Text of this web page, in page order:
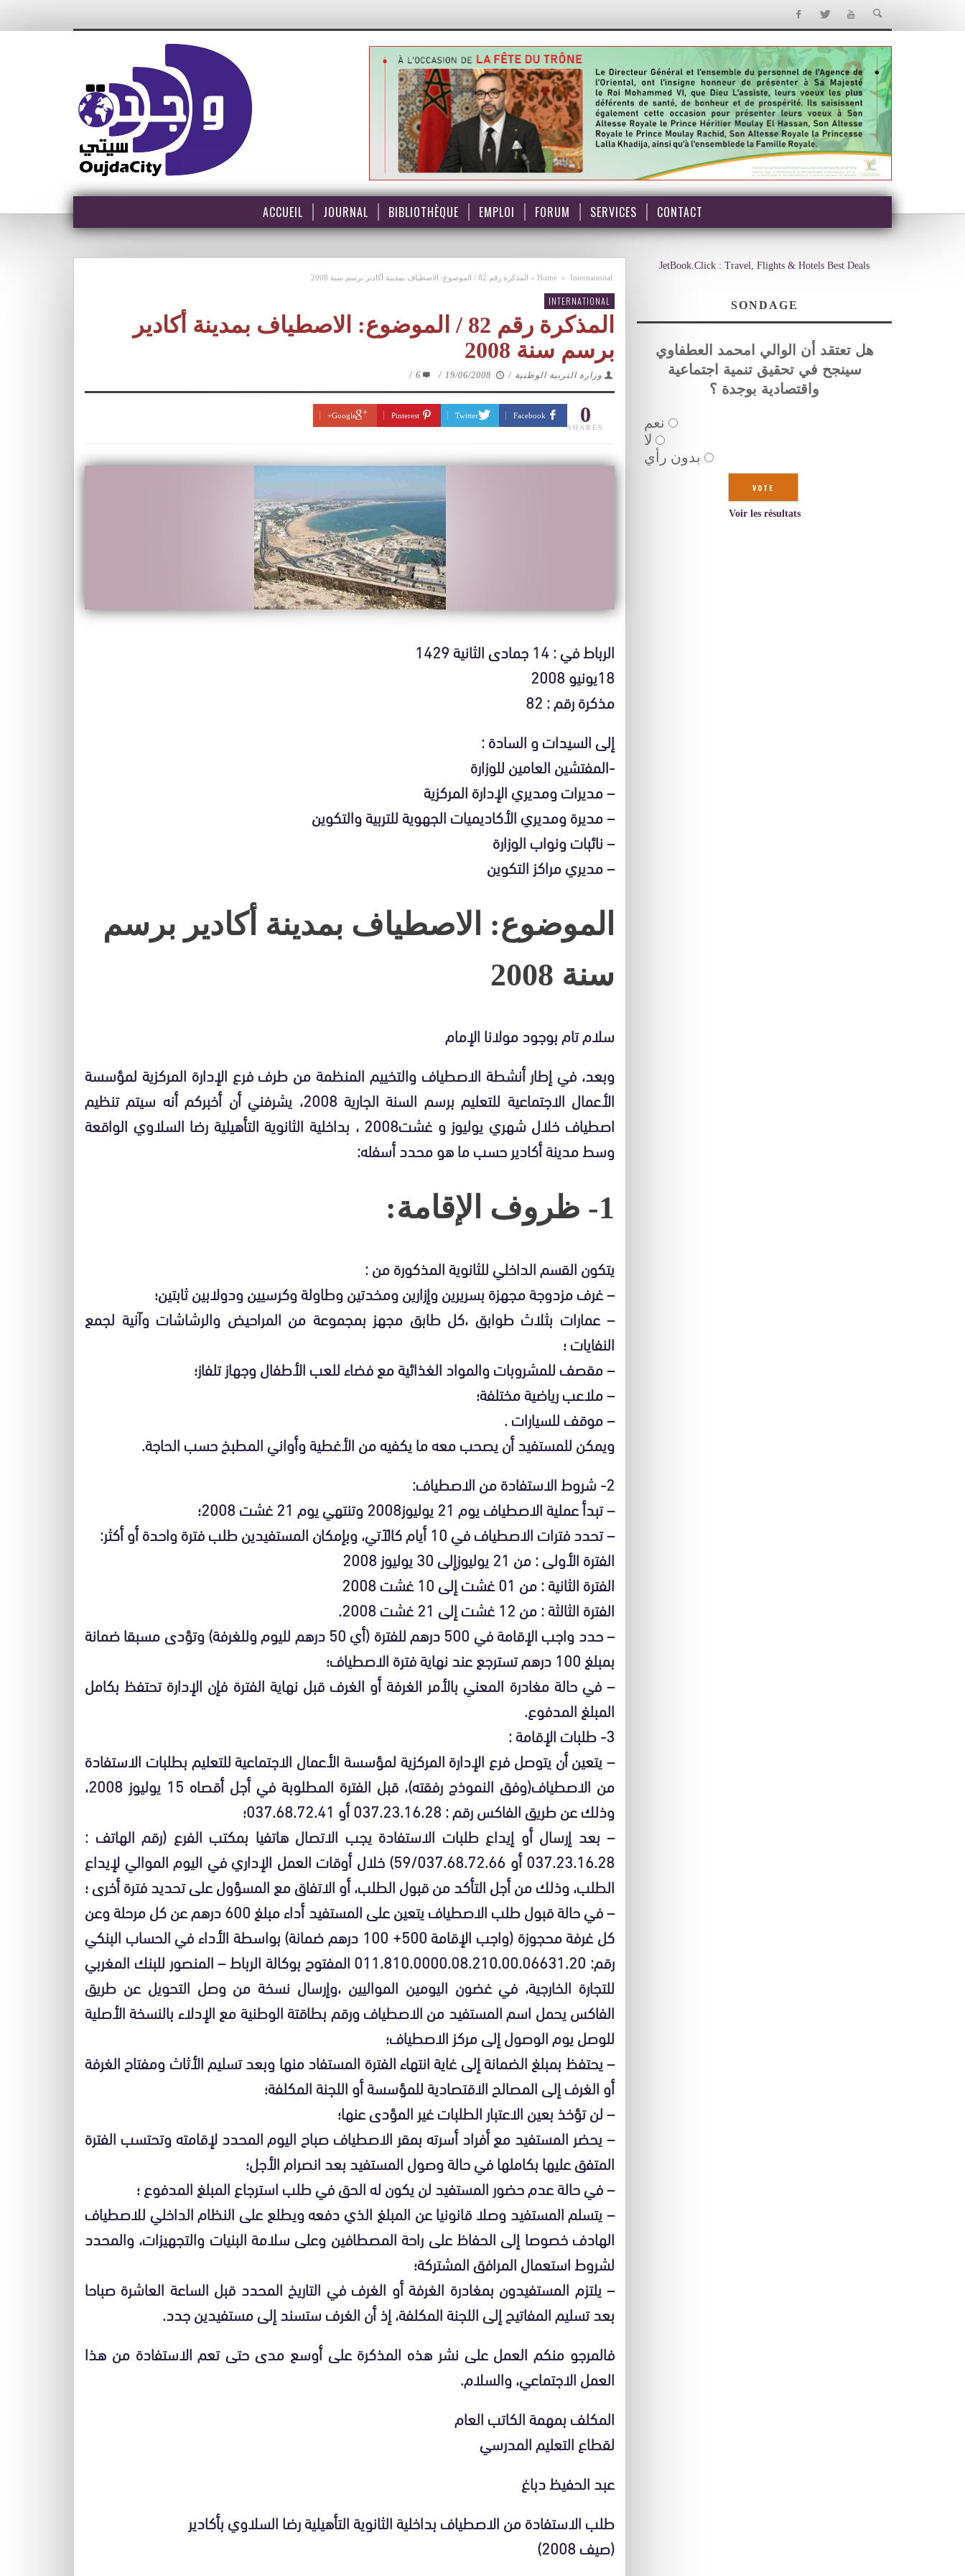
ACCUEIL JOURNAL BIBLIOTHÈQUE EMPLOI FORUM SERVICES CONTACT
Home » International
» المذكرة رقم 82 / الموضوع: الاصطياف بمدينة أكادير برسم سنة 2008
INTERNATIONAL
المذكرة رقم 82 / الموضوع: الاصطياف بمدينة أكادير
برسم سنة 2008
وزارة التربية الوطنية /
19/06/2008
/
6
/
0
SHARES
Facebook
Twitter
Pinterest
Google+
الرباط في : 14 جمادى الثانية 1429
18يونيو 2008
مذكرة رقم : 82
إلى السيدات و السادة :
-المفتشين العامين للوزارة
– مديرات ومديري الإدارة المركزية
– مديرة ومديري الأكاديميات الجهوية للتربية والتكوين
– نائبات ونواب الوزارة
– مديري مراكز التكوين
الموضوع: الاصطياف بمدينة أكادير برسم
سنة 2008
سلام تام بوجود مولانا الإمام
وبعد، في إطار أنشطة الاصطياف والتخييم المنظمة من طرف فرع الإدارة المركزية لمؤسسة
الأعمال الاجتماعية للتعليم برسم السنة الجارية 2008، يشرفني أن أخبركم أنه سيتم تنظيم
اصطياف خلال شهري يوليوز و غشت2008 ، بداخلية الثانوية التأهيلية رضا السلاوي الواقعة
وسط مدينة أكادير حسب ما هو محدد أسفله:
1- ظروف الإقامة:
يتكون القسم الداخلي للثانوية المذكورة من :
– غرف مزدوجة مجهزة بسريرين وإزارين ومخدتين وطاولة وكرسيين ودولابين ثابتين؛
– عمارات بثلاث طوابق ،كل طابق مجهز بمجموعة من المراحيض والرشاشات وآنية لجمع
النفايات ؛
– مقصف للمشروبات والمواد الغذائية مع فضاء للعب الأطفال وجهاز تلفاز؛
– ملاعب رياضية مختلفة؛
– موقف للسيارات .
ويمكن للمستفيد أن يصحب معه ما يكفيه من الأغطية وأواني المطبخ حسب الحاجة.
2- شروط الاستفادة من الاصطياف:
– تبدأ عملية الاصطياف يوم 21 يوليوز2008 وتنتهي يوم 21 غشت 2008؛
– تحدد فترات الاصطياف في 10 أيام كالآتي، وبإمكان المستفيدين طلب فترة واحدة أو أكثر:
الفترة الأولى : من 21 يوليوزإلى 30 يوليوز 2008
الفترة الثانية : من 01 غشت إلى 10 غشت 2008
الفترة الثالثة : من 12 غشت إلى 21 غشت 2008.
– حدد واجب الإقامة في 500 درهم للفترة (أي 50 درهم لليوم وللغرفة) وتؤدى مسبقا ضمانة
بمبلغ 100 درهم تسترجع عند نهاية فترة الاصطياف؛
– في حالة مغادرة المعني بالأمر الغرفة أو الغرف قبل نهاية الفترة فإن الإدارة تحتفظ بكامل
المبلغ المدفوع.
3- طلبات الإقامة :
– يتعين أن يتوصل فرع الإدارة المركزية لمؤسسة الأعمال الاجتماعية للتعليم بطلبات الاستفادة
من الاصطياف(وفق النموذج رفقته)، قبل الفترة المطلوبة في أجل أقصاه 15 يوليوز 2008،
وذلك عن طريق الفاكس رقم : 037.23.16.28 أو 037.68.72.41؛
– بعد إرسال أو إيداع طلبات الاستفادة يجب الاتصال هاتفيا بمكتب الفرع (رقم الهاتف :
037.23.16.28 أو 59/037.68.72.66) خلال أوقات العمل الإداري في اليوم الموالي لإيداع
الطلب، وذلك من أجل التأكد من قبول الطلب، أو الاتفاق مع المسؤول على تحديد فترة أخرى ؛
– في حالة قبول طلب الاصطياف يتعين على المستفيد أداء مبلغ 600 درهم عن كل مرحلة وعن
كل غرفة محجوزة (واجب الإقامة 500+ 100 درهم ضمانة) بواسطة الأداء في الحساب البنكي
رقم: 011.810.0000.08.210.00.06631.20 المفتوح بوكالة الرباط – المنصور للبنك المغربي
للتجارة الخارجية، في غضون اليومين المواليين ،وإرسال نسخة من وصل التحويل عن طريق
الفاكس يحمل اسم المستفيد من الاصطياف ورقم بطاقتة الوطنية مع الإدلاء بالنسخة الأصلية
للوصل يوم الوصول إلى مركز الاصطياف؛
– يحتفظ بمبلغ الضمانة إلى غاية انتهاء الفترة المستفاد منها وبعد تسليم الأثاث ومفتاح الغرفة
أو الغرف إلى المصالح الاقتصادية للمؤسسة أو اللجنة المكلفة؛
– لن تؤخذ بعين الاعتبار الطلبات غير المؤدى عنها؛
– يحضر المستفيد مع أفراد أسرته بمقر الاصطياف صباح اليوم المحدد لإقامته وتحتسب الفترة
المتفق عليها بكاملها في حالة وصول المستفيد بعد انصرام الأجل؛
– في حالة عدم حضور المستفيد لن يكون له الحق في طلب استرجاع المبلغ المدفوع ؛
– يتسلم المستفيد وصلا قانونيا عن المبلغ الذي دفعه ويطلع على النظام الداخلي للاصطياف
الهادف خصوصا إلى الحفاظ على راحة المصطافين وعلى سلامة البنيات والتجهيزات، والمحدد
لشروط استعمال المرافق المشتركة؛
– يلتزم المستفيدون بمغادرة الغرفة أو الغرف في التاريخ المحدد قبل الساعة العاشرة صباحا
بعد تسليم المفاتيح إلى اللجنة المكلفة، إذ أن الغرف ستسند إلى مستفيدين جدد.
فالمرجو منكم العمل على نشر هذه المذكرة على أوسع مدى حتى تعم الاستفادة من هذا
العمل الاجتماعي، والسلام.
المكلف بمهمة الكاتب العام
لقطاع التعليم المدرسي
عبد الحفيظ دباغ
طلب الاستفادة من الاصطياف بداخلية الثانوية التأهيلية رضا السلاوي بأكادير
(صيف 2008)
JetBook.Click : Travel, Flights & Hotels Best Deals
SONDAGE
هل تعتقد أن الوالي امحمد العطفاوي
سينجح في تحقيق تنمية اجتماعية
واقتصادية بوجدة ؟
نعم
لا
بدون رأي
Voir les résultats